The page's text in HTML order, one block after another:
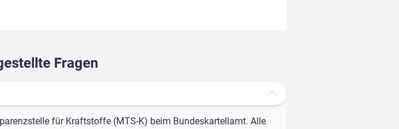
Fragen
für Kraftstoffe (MTS-K) beim Bundeskartellamt. Alle